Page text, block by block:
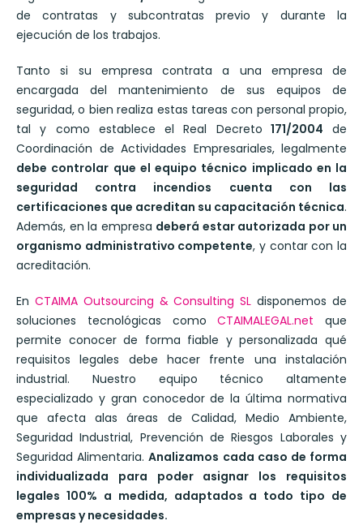
de contratas y subcontratas previo y durante la
ejecución de los trabajos.
Tanto si su empresa contrata a una empresa de
encargada del mantenimiento de sus equipos de
seguridad, o bien realiza estas tareas con personal propio,
tal y como establece el Real Decreto 171/2004 de
Coordinación de Actividades Empresariales, legalmente
debe controlar que el equipo técnico implicado en la
seguridad contra incendios cuenta con las
certificaciones que acreditan su capacitación técnica.
Además, en la empresa deberá estar autorizada por un
organismo administrativo competente, y contar con la
acreditación.
En CTAIMA Outsourcing & Consulting SL disponemos de
soluciones tecnológicas comoCTAIMALEGAL.net que
permite conocer de forma fiable y personalizada qué
requisitos legales debe hacer frente una instalación
industrial. Nuestro equipo técnico altamente
especializado y gran conocedor de la última normativa
que afecta alas áreas de Calidad, Medio Ambiente,
Seguridad Industrial, Prevención de Riesgos Laborales y
Seguridad Alimentaria.Analizamos cada caso de forma
individualizada para poder asignar los requisitos
legales 100% a medida, adaptados a todo tipo de
empresas y necesidades.